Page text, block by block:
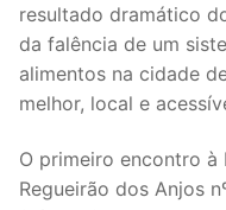
resultado dramático
da falência de um
alimentos na cidade
melhor, local e
O primeiro encontro à
Regueirão dos Anjos